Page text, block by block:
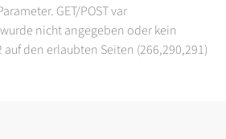
GET/POST var
nicht angegeben oder kein
den erlaubten Seiten (266,290,291)